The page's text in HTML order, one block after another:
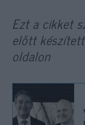
Ezt a cikket
előtt
oldalon